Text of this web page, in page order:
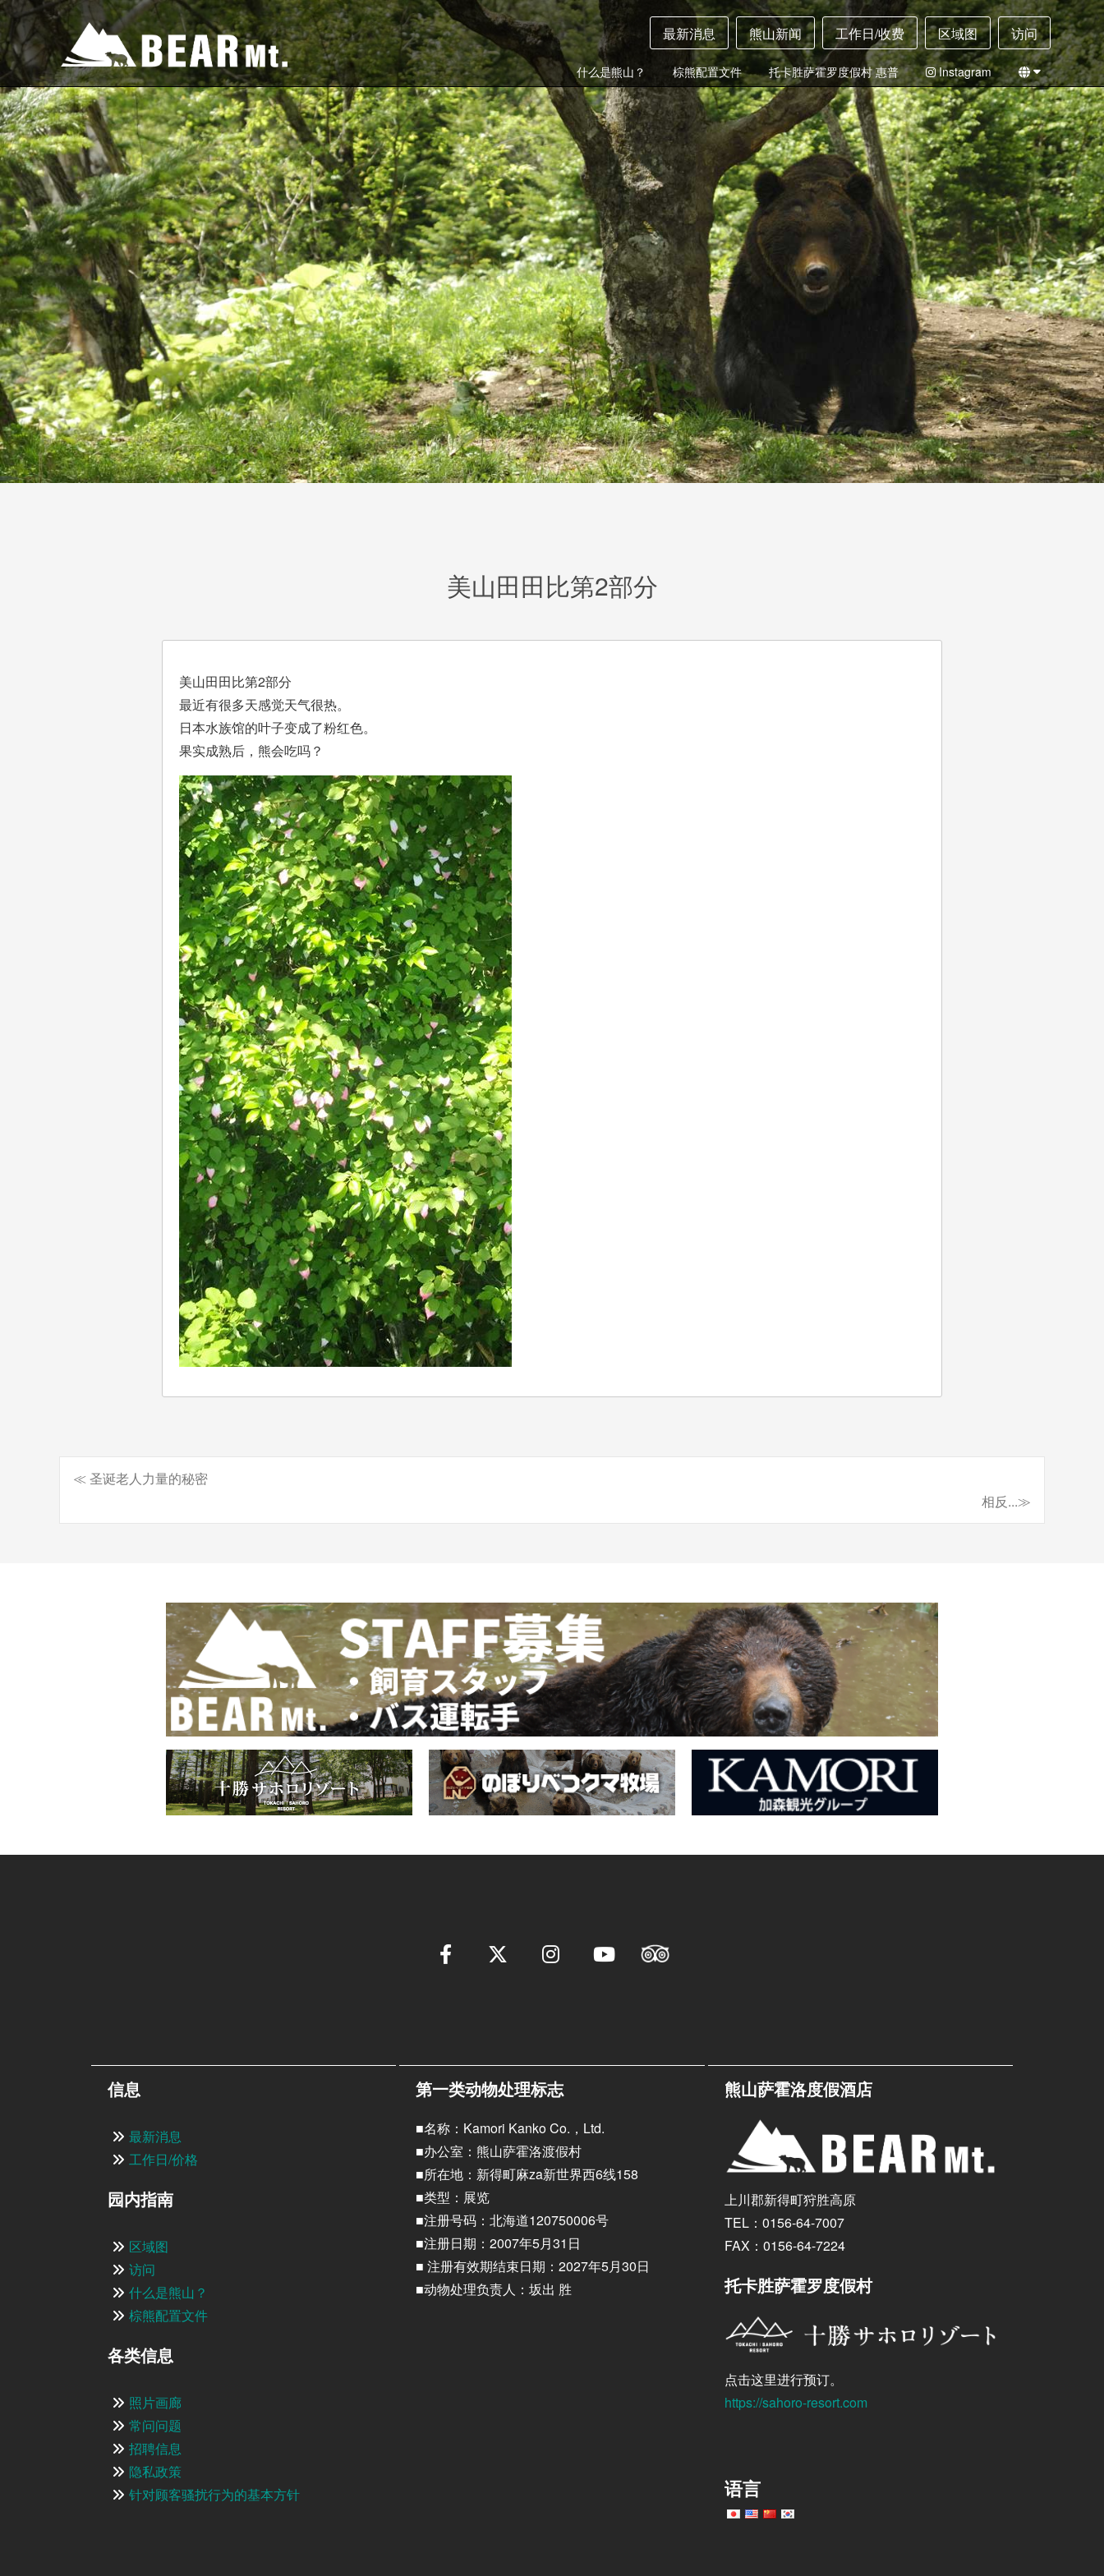
最新消息 熊山新闻 工作日/收费 区域图 访问
什么是熊山？ 棕熊配置文件 托卡胜萨霍罗度假村 惠普
Instagram
日本
英语
美山田田比第2部分
美山田田比第2部分
最近有很多天感觉天气很热。
日本水族馆的叶子变成了粉红色。
果实成熟后，熊会吃吗？
文
章
≪ 圣诞老人力量的秘密
相反...≫
信息
最新消息
工作日/价格
园内指南
区域图
访问
什么是熊山？
棕熊配置文件
各类信息
照片画廊
常问问题
招聘信息
隐私政策
针对顾客骚扰行为的基本方针
第一类动物处理标志
■名称：Kamori Kanko Co.，Ltd.
■办公室：熊山萨霍洛渡假村
■所在地：新得町麻za新世界西6线158
■类型：展览
■注册号码：北海道120750006号
■注册日期：2007年5月31日
■ 注册有效期结束日期：2027年5月30日
■动物处理负责人：坂出 胜
熊山萨霍洛度假酒店
上川郡新得町狩胜高原
TEL：0156-64-7007
FAX：0156-64-7224
托卡胜萨霍罗度假村
点击这里进行预订。
https://sahoro-resort.com
语言